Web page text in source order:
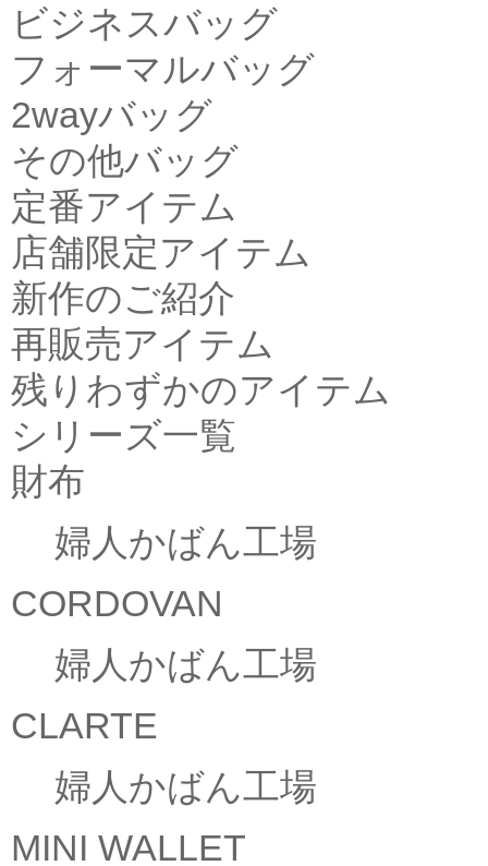
ビジネスバッグ
フォーマルバッグ
2wayバッグ
その他バッグ
定番アイテム
店舗限定アイテム
新作のご紹介
再販売アイテム
残りわずかのアイテム
シリーズ一覧
財布
婦人かばん工場
CORDOVAN
婦人かばん工場
CLARTE
婦人かばん工場
MINI WALLET